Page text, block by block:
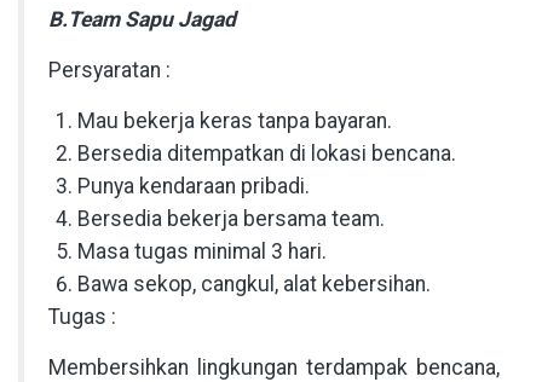
B.Team Sapu Jagad
Persyaratan :
Mau bekerja keras tanpa bayaran.
Bersedia ditempatkan di lokasi bencana.
Punya kendaraan pribadi.
Bersedia bekerja bersama team.
Masa tugas minimal 3 hari.
Bawa sekop, cangkul, alat kebersihan.
Tugas :
Membersihkan lingkungan terdampak bencana,